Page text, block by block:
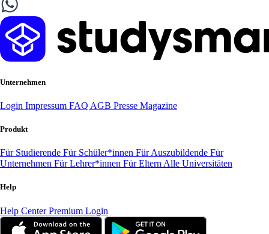
Unternehmen
Login Impressum FAQ AGB Presse Magazine
Produkt
Für Studierende Für Schüler*innen Für Auszubildende Für
Unternehmen Für Lehrer*innen Für Eltern Alle Universitäten
Help
Help CenterPremium Login